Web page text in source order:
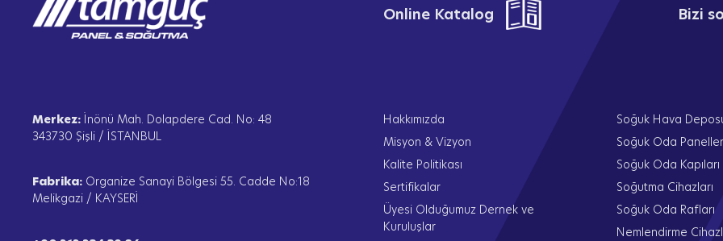
Online Katalog Bizi
Merkez: İnönü Mah. Dolapdere Cad. No: 48
343730 Şişli / İSTANBUL
Fabrika: Organize Sanayi Bölgesi 55. Cadde No:18
Melikgazi / KAYSERİ
Hakkımızda
Misyon & Vizyon
Kalite Politikası
Sertifikalar
Üyesi Olduğumuz Dernek ve
Kuruluşlar
Soğuk Hava
Soğuk Oda
Soğuk Oda Kapıları
Soğutma Cihazları
Soğuk Oda Rafları
Nemlendirme